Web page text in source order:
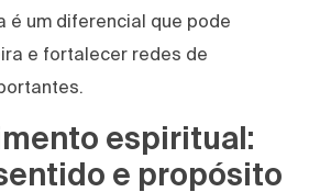
é um diferencial que pode
e fortalecer redes de
espiritual:
e propósito